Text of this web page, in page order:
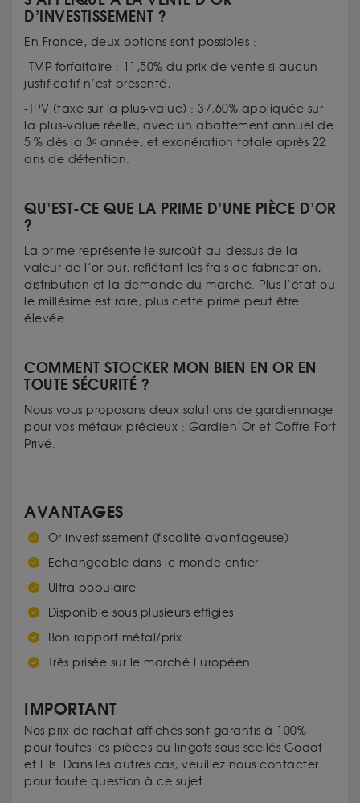
D’INVESTISSEMENT ?
En France, deux options sont possibles :
-TMP forfaitaire : 11,50% du prix de vente si aucun
justificatif n’est présenté,
-TPV (taxe sur la plus-value) : 37,60% appliquée sur
la plus-value réelle, avec un abattement annuel de
5 % dès la 3ᵉ année, et exonération totale après 22
ans de détention.
QU’EST-CE QUE LA PRIME D’UNE PIÈCE D’OR
?
La prime représente le surcoût au-dessus de la
valeur de l’or pur, reflétant les frais de fabrication,
distribution et la demande du marché. Plus l’état ou
le millésime est rare, plus cette prime peut être
élevée.
COMMENT STOCKER MON BIEN EN OR EN
TOUTE SÉCURITÉ ?
Nous vous proposons deux solutions de gardiennage
pour vos métaux précieux : Gardien’Or et Coffre-Fort
Privé.
AVANTAGES
Or investissement (fiscalité avantageuse)
Echangeable dans le monde entier
Ultra populaire
Disponible sous plusieurs effigies
Bon rapport métal/prix
Très prisée sur le marché Européen
IMPORTANT
Nos prix de rachat affichés sont garantis à 100%
pour toutes les pièces ou lingots sous scellés Godot
et Fils. Dans les autres cas, veuillez nous contacter
pour toute question à ce sujet.